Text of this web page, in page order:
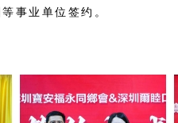
等事业单位签约。